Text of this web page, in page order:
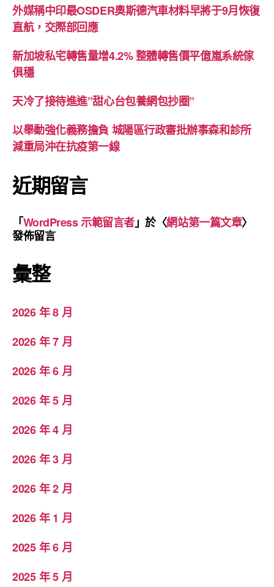
外媒稱中印最OSDER奧斯德汽車材料早將于9月恢復
直航，交際部回應
新加坡私宅轉售量增4.2% 整體轉售價平億嵐系統傢
俱穩
天冷了接待進進”甜心台包養網包抄圈”
以舉動強化義務擔負 城陽區行政審批辦事森和診所
減重局沖在抗疫第一線
近期留言
「WordPress 示範留言者」於〈網站第一篇文章〉
發佈留言
彙整
2026 年 8 月
2026 年 7 月
2026 年 6 月
2026 年 5 月
2026 年 4 月
2026 年 3 月
2026 年 2 月
2026 年 1 月
2025 年 6 月
2025 年 5 月